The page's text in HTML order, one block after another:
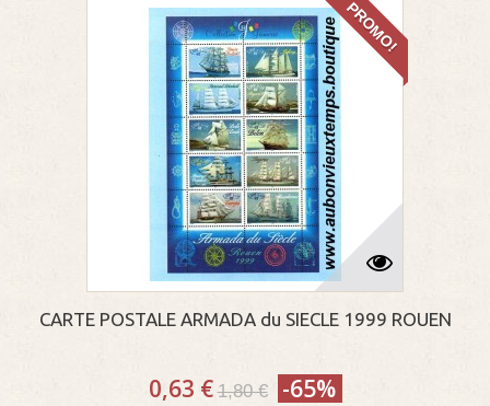
PROMO!
CARTE POSTALE ARMADA du SIECLE 1999 ROUEN
0,63 € 1,80 € -65%